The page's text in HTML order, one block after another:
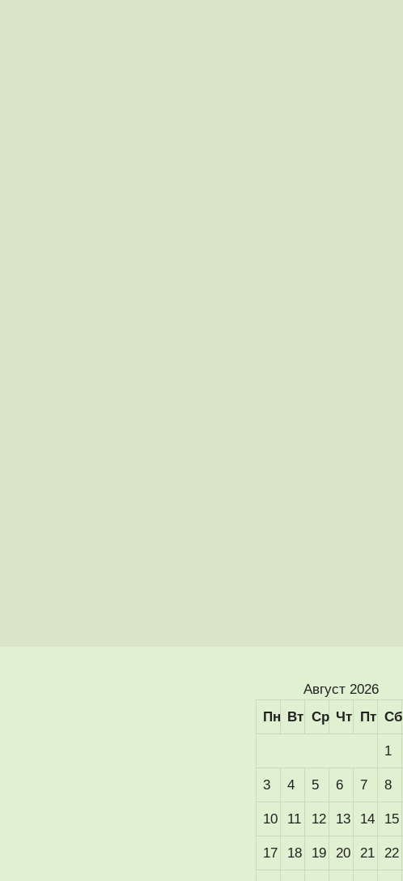
Август 2026
Пн Вт Ср Чт Пт Сб
1
3 4 5 6 7 8
10 11 12 13 14 15
17 18 19 20 21 22